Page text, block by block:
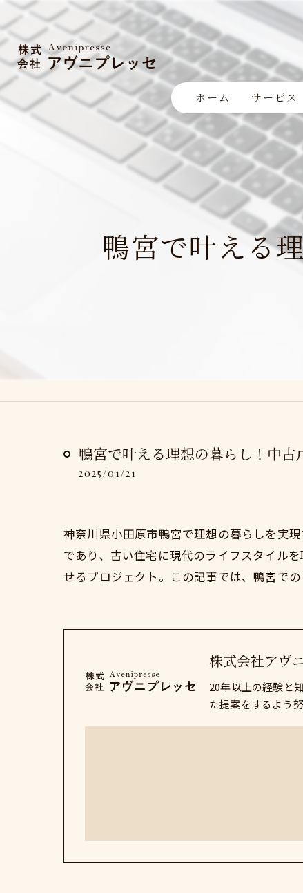
ホーム サービス
鴨宮で叶える
鴨宮で叶える理想の暮らし！中古
2025/01/21
神奈川県小田原市鴨宮で理想の暮らしを実
であり、古い住宅に現代のライフスタイル
せるプロジェクト。この記事では、鴨宮で
株式会社アヴ
20年以上の経験と
た提案をするよう